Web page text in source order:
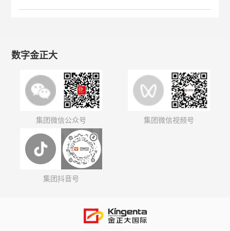
数字金正大
集团微信公众号 集团微信视频号
集团抖音号